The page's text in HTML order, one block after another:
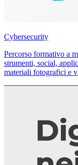
Cybersecurity
Percorso formativo a
strumenti, social,
materiali fotografici e